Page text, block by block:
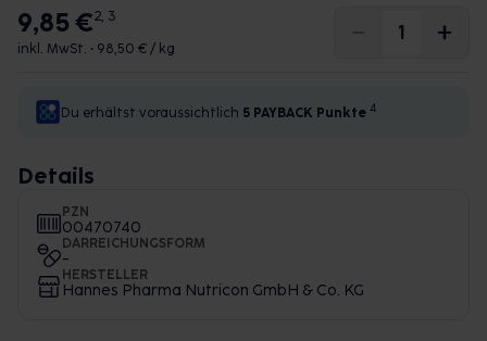
9,85 €2, 3
inkl. MwSt. • 98,50 € / kg
Du erhältst voraussichtlich 5 PAYBACK Punkte 4
Details
PZN
00470740
DARREICHUNGSFORM
-
HERSTELLER
Hannes Pharma Nutricon GmbH & Co. KG